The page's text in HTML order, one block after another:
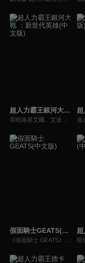
超人力霸王銀河大戰 ：新世代英雄(中文版)
假面騎士GEATS(中文版)
《假面騎士 GEATS》的故事中，為了自神祕的敵人「邪魔徒」手中保護城市和平，主角們將變身為假面騎士，參加名為「願望大賽」擊潰敵人獲得點數，藉由成為競賽的贏家獲取「實現理想世界」的權利。